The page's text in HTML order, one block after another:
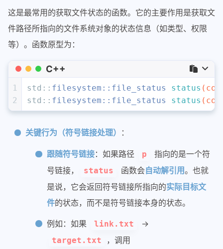
这是最常用的获取文件状态的函数。它的主要作用是获取文
件路径所指向的文件系统对象的状态信息（如类型、权限
等）。函数原型为：
C++
1
2
std:: filesystem::file_status status (
std:: filesystem::file_status status (
关键行为（符号链接处理） ：
跟随符号链接：如果路径 p
指向的是一个符
号链接，
status 函数会自动解引用。也就
是说，它会返回符号链接所指向的实际目标文
件的状态，而不是符号链接本身的状态。
例如：如果 link.txt ->
target.txt ，调用